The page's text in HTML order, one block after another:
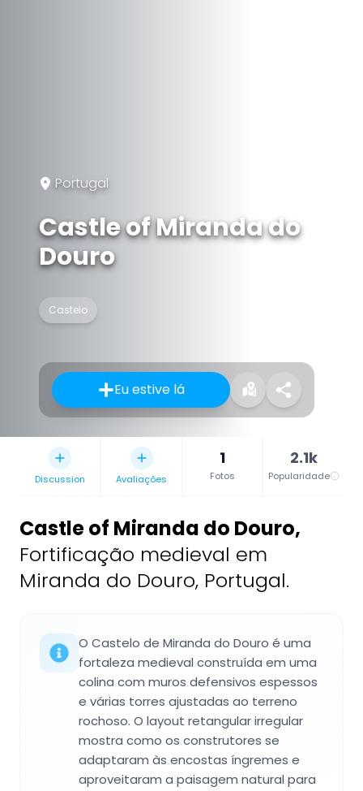
Portugal
Castle of Miranda do
Douro
Castelo
Eu estive lá
Discussion Avaliações
1
Fotos
2.1k
Popularidade
Castle of Miranda do Douro,
Fortificação medieval em
Miranda do Douro, Portugal.
O Castelo de Miranda do Douro é uma
fortaleza medieval construída em uma
colina com muros defensivos espessos
e várias torres ajustadas ao terreno
rochoso. O layout retangular irregular
mostra como os construtores se
adaptaram às encostas íngremes e
aproveitaram a paisagem natural para